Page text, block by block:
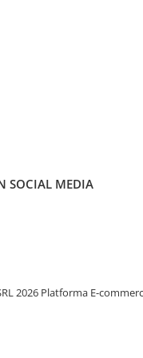
SOCIAL MEDIA
2026 Platforma E-